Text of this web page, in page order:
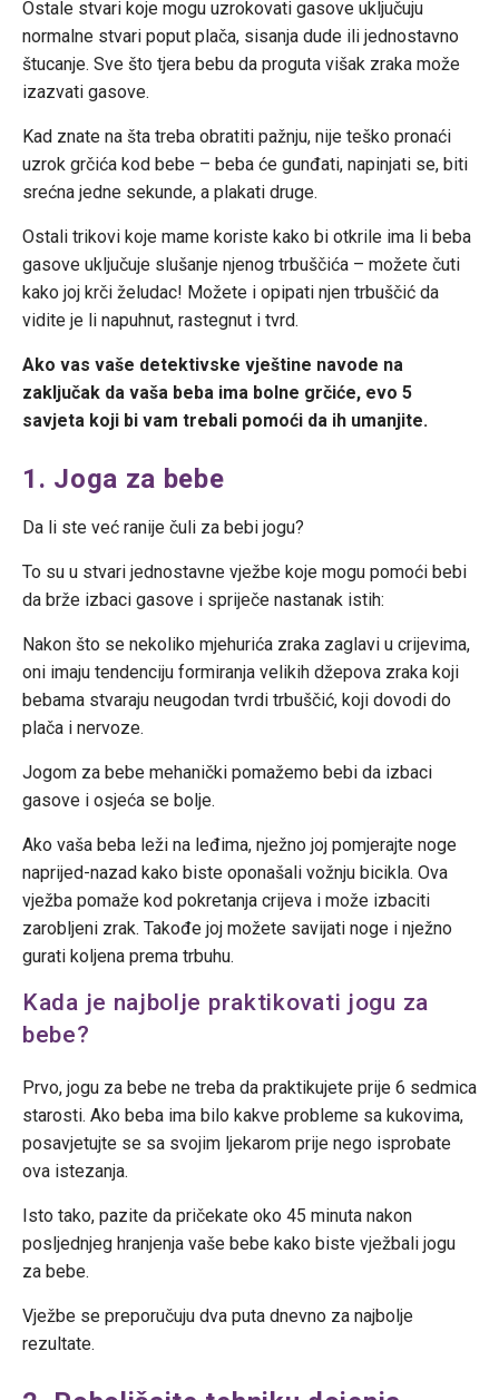
Ostale stvari koje mogu uzrokovati gasove uključuju
normalne stvari poput plača, sisanja dude ili jednostavno
štucanje. Sve što tjera bebu da proguta višak zraka može
izazvati gasove.
Kad znate na šta treba obratiti pažnju, nije teško pronaći
uzrok grčića kod bebe – beba će gunđati, napinjati se, biti
srećna jedne sekunde, a plakati druge.
Ostali trikovi koje mame koriste kako bi otkrile ima li beba
gasove uključuje slušanje njenog trbuščića – možete čuti
kako joj krči želudac! Možete i opipati njen trbuščić da
vidite je li napuhnut, rastegnut i tvrd.
Ako vas vaše detektivske vještine navode na
zaključak da vaša beba ima bolne grčiće, evo 5
savjeta koji bi vam trebali pomoći da ih umanjite.
1. Joga za bebe
Da li ste već ranije čuli za bebi jogu?
To su u stvari jednostavne vježbe koje mogu pomoći bebi
da brže izbaci gasove i spriječe nastanak istih:
Nakon što se nekoliko mjehurića zraka zaglavi u crijevima,
oni imaju tendenciju formiranja velikih džepova zraka koji
bebama stvaraju neugodan tvrdi trbuščić, koji dovodi do
plača i nervoze.
Jogom za bebe mehanički pomažemo bebi da izbaci
gasove i osjeća se bolje.
Ako vaša beba leži na leđima, nježno joj pomjerajte noge
naprijed-nazad kako biste oponašali vožnju bicikla. Ova
vježba pomaže kod pokretanja crijeva i može izbaciti
zarobljeni zrak. Takođe joj možete savijati noge i nježno
gurati koljena prema trbuhu.
Kada je najbolje praktikovati jogu za
bebe?
Prvo, jogu za bebe ne treba da praktikujete prije 6 sedmica
starosti. Ako beba ima bilo kakve probleme sa kukovima,
posavjetujte se sa svojim ljekarom prije nego isprobate
ova istezanja.
Isto tako, pazite da pričekate oko 45 minuta nakon
posljednjeg hranjenja vaše bebe kako biste vježbali jogu
za bebe.
Vježbe se preporučuju dva puta dnevno za najbolje
rezultate.